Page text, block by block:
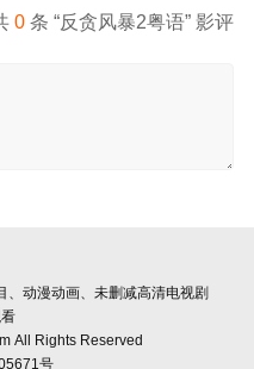
0 条 “反贪风暴2粤语” 影评
、动漫动画、未删减高清电视剧
All Rights Reserved
号